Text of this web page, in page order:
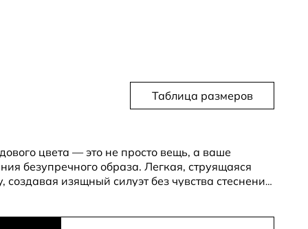
Таблица размеров
цвета — это не просто вещь, а ваше
безупречного образа. Легкая, струящаяся
создавая изящный силуэт без чувства стеснения.
модный оттенок. Он подходит практически